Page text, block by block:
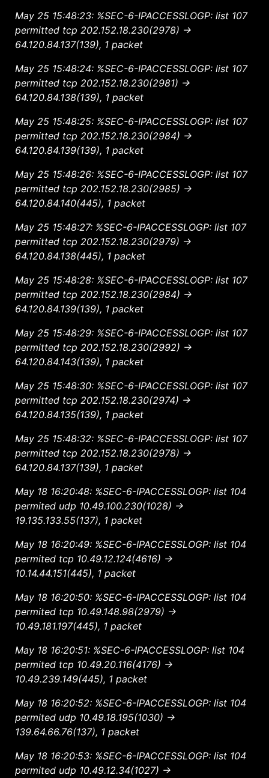
May 25 15:48:23: %SEC-6-IPACCESSLOGP: list 107
permitted tcp 202.152.18.230(2978) ->
64.120.84.137(139), 1 packet
May 25 15:48:24: %SEC-6-IPACCESSLOGP: list 107
permitted tcp 202.152.18.230(2981) ->
64.120.84.138(139), 1 packet
May 25 15:48:25: %SEC-6-IPACCESSLOGP: list 107
permitted tcp 202.152.18.230(2984) ->
64.120.84.139(139), 1 packet
May 25 15:48:26: %SEC-6-IPACCESSLOGP: list 107
permitted tcp 202.152.18.230(2985) ->
64.120.84.140(445), 1 packet
May 25 15:48:27: %SEC-6-IPACCESSLOGP: list 107
permitted tcp 202.152.18.230(2979) ->
64.120.84.138(445), 1 packet
May 25 15:48:28: %SEC-6-IPACCESSLOGP: list 107
permitted tcp 202.152.18.230(2984) ->
64.120.84.139(139), 1 packet
May 25 15:48:29: %SEC-6-IPACCESSLOGP: list 107
permitted tcp 202.152.18.230(2992) ->
64.120.84.143(139), 1 packet
May 25 15:48:30: %SEC-6-IPACCESSLOGP: list 107
permitted tcp 202.152.18.230(2974) ->
64.120.84.135(139), 1 packet
May 25 15:48:32: %SEC-6-IPACCESSLOGP: list 107
permitted tcp 202.152.18.230(2978) ->
64.120.84.137(139), 1 packet
May 18 16:20:48: %SEC-6-IPACCESSLOGP: list 104
permited udp 10.49.100.230(1028) ->
19.135.133.55(137), 1 packet
May 18 16:20:49: %SEC-6-IPACCESSLOGP: list 104
permited tcp 10.49.12.124(4616) ->
10.14.44.151(445), 1 packet
May 18 16:20:50: %SEC-6-IPACCESSLOGP: list 104
permited tcp 10.49.148.98(2979) ->
10.49.181.197(445), 1 packet
May 18 16:20:51: %SEC-6-IPACCESSLOGP: list 104
permited tcp 10.49.20.116(4176) ->
10.49.239.149(445), 1 packet
May 18 16:20:52: %SEC-6-IPACCESSLOGP: list 104
permited udp 10.49.18.195(1030) ->
139.64.66.76(137), 1 packet
May 18 16:20:53: %SEC-6-IPACCESSLOGP: list 104
permited udp 10.49.12.34(1027) ->